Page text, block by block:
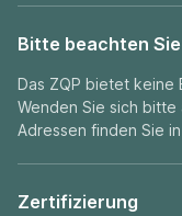
Bitte beachten Sie
Das ZQP bietet keine
Wenden Sie sich
Adressen finden Sie
Zertifizierung